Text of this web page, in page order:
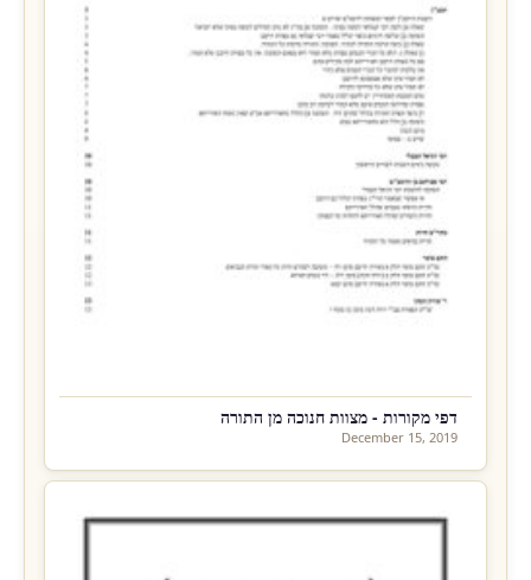
דפי מקורות - מצוות חנוכה מן התורה
December 15, 2019